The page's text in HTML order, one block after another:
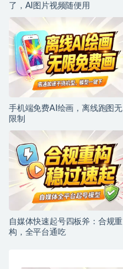
了，AI图片视频随便用
手机端免费AI绘画，离线跑图无
限制
自媒体快速起号四板斧：合规重
构，全平台通吃